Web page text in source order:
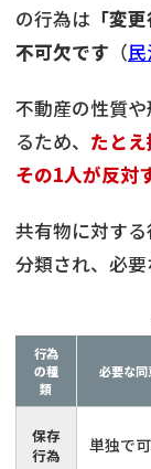
の行為は 「変
不可欠です （
不動産の性質
るため、 たと
その1人が反対
共有物に対す
分類され、必要
行為
の種
類
必要な同
保存
行為
単独で